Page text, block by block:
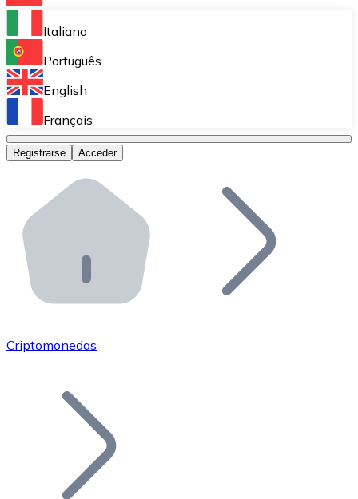
Bitnovo Ramp
Integra nuestra solución en tu plataforma.
Bitnovo Giftcards
Bitnovo OTC
Bitnovo ATM
Integra un ATM Bitnovo en tu negocio y permite que
Bitnovo API
Integra nuestra API en tu ecosistema.
Únete a nuestra red de distribuidores.
Añade tu proyecto a nuestro ecosistema.
Italiano
Português
English
Français
Registrarse Acceder
Criptomonedas